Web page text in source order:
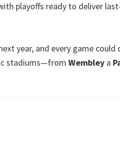
playoffs ready to deliver
year, and every game could
stadiums—from Wembley a